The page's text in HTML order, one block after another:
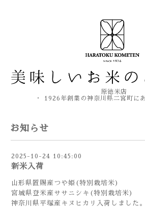
原徳米店
・ 1926年創業の神奈川県二宮町に
お知らせ
2025-10-24 10:45:00
新米入荷
山形県置賜産つや姫(特別栽培米)
宮城県登米産ササニシキ(特別栽培米)
神奈川県平塚産キヌヒカリ入荷しました。